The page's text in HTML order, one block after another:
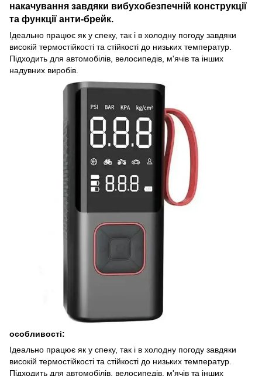
накачування завдяки вибухобезпечній конструкції
та функції анти-брейк.
Ідеально працює як у спеку, так і в холодну погоду завдяки
високій термостійкості та стійкості до низьких температур.
Підходить для автомобілів, велосипедів, м'ячів та інших
надувних виробів.
особливості:
Ідеально працює як у спеку, так і в холодну погоду завдяки
високій термостійкості та стійкості до низьких температур.
Підходить для автомобілів, велосипедів, м'ячів та інших